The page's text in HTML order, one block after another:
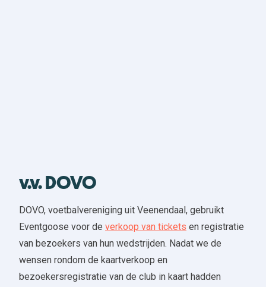
v.v. DOVO
DOVO, voetbalvereniging uit Veenendaal, gebruikt
Eventgoose voor de verkoop van tickets en registratie
van bezoekers van hun wedstrijden. Nadat we de
wensen rondom de kaartverkoop en
bezoekersregistratie van de club in kaart hadden